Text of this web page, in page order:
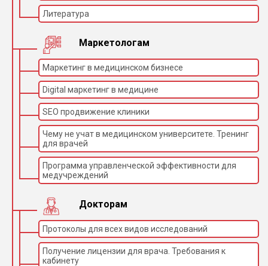
Литература
Маркетологам
Маркетинг в медицинском бизнесе
Digital маркетинг в медицине
SEO продвижение клиники
Чему не учат в медицинском университете. Тренинг
для врачей
Программа управленческой эффективности для
медучреждений
Докторам
Протоколы для всех видов исследований
Получение лицензии для врача. Требования к
кабинету